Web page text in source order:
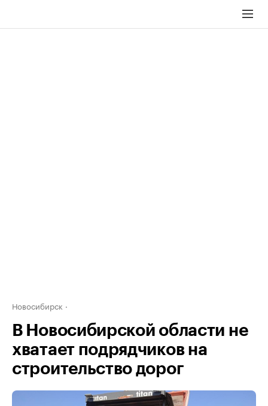
Новосибирск
В Новосибирской области не
хватает подрядчиков на
строительство дорог